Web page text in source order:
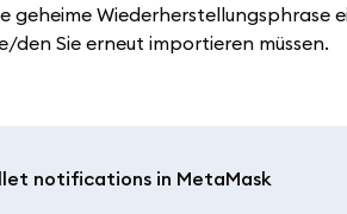
geheime Wiederherstellungsphrase
den Sie erneut importieren müssen.
notifications in MetaMask